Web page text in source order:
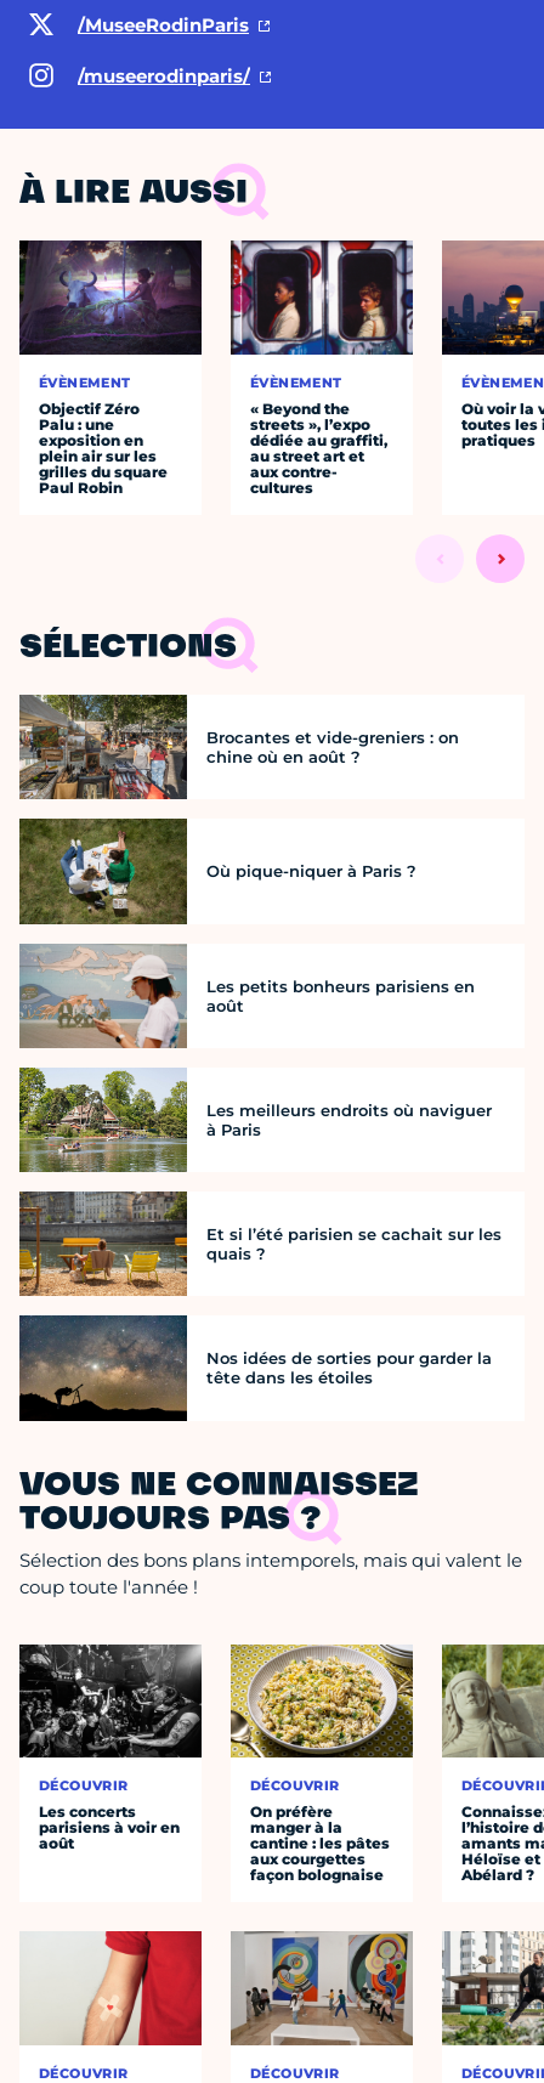
/MuseeRodinParis
/museerodinparis/
À LIRE AUSSI
ÉVÈNEMENT
Objectif Zéro
Palu : une
exposition en
plein air sur les
grilles du square
Paul Robin
ÉVÈNEMENT
« Beyond the
streets », l’expo
dédiée au graffiti,
au street art et
aux contre-
cultures
Où voir la
toutes les
pratiques
SÉLECTIONS
Brocantes et vide-greniers : on
chine où en août ?
Où pique-niquer à Paris ?
Les petits bonheurs parisiens en
août
Les meilleurs endroits où naviguer
à Paris
Et si l’été parisien se cachait sur les
quais ?
Nos idées de sorties pour garder la
tête dans les étoiles
VOUS NE CONNAISSEZ
TOUJOURS PAS ?
Sélection des bons plans intemporels, mais qui valent le
coup toute l'année !
DÉCOUVRIR
Les concerts
parisiens à voir en
août
DÉCOUVRIR
DÉCOUVRIR
On préfère
manger à la
cantine : les pâtes
aux courgettes
façon bolognaise
DÉCOUVRIR
l’histoire
amants
Héloïse et
Abélard ?